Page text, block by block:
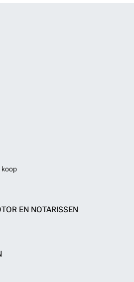
koop
EN NOTARISSEN